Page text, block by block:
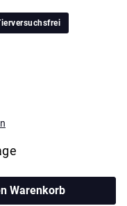
Warenkorb